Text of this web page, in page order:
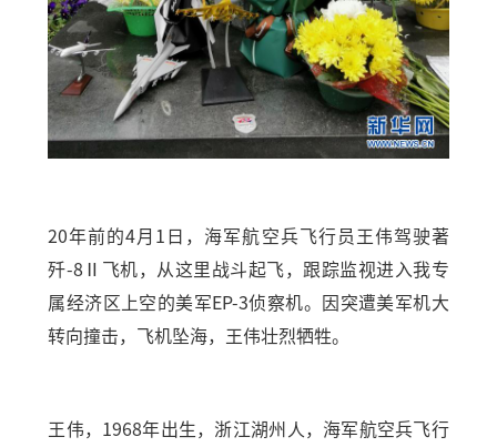
20年前的4月1日，海军航空兵飞行员王伟驾驶著
歼-8Ⅱ飞机，从这里战斗起飞，跟踪监视进入我专
属经济区上空的美军EP-3侦察机。因突遭美军机大
转向撞击，飞机坠海，王伟壮烈牺牲。
王伟，1968年出生，浙江湖州人，海军航空兵飞行